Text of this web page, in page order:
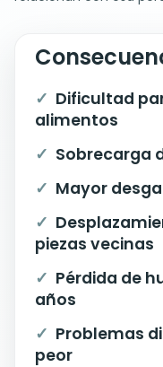
Dificultad
alimentos
Sobrecarga
Mayor
piezas vecinas
Pérdida de
años
Problemas
peor